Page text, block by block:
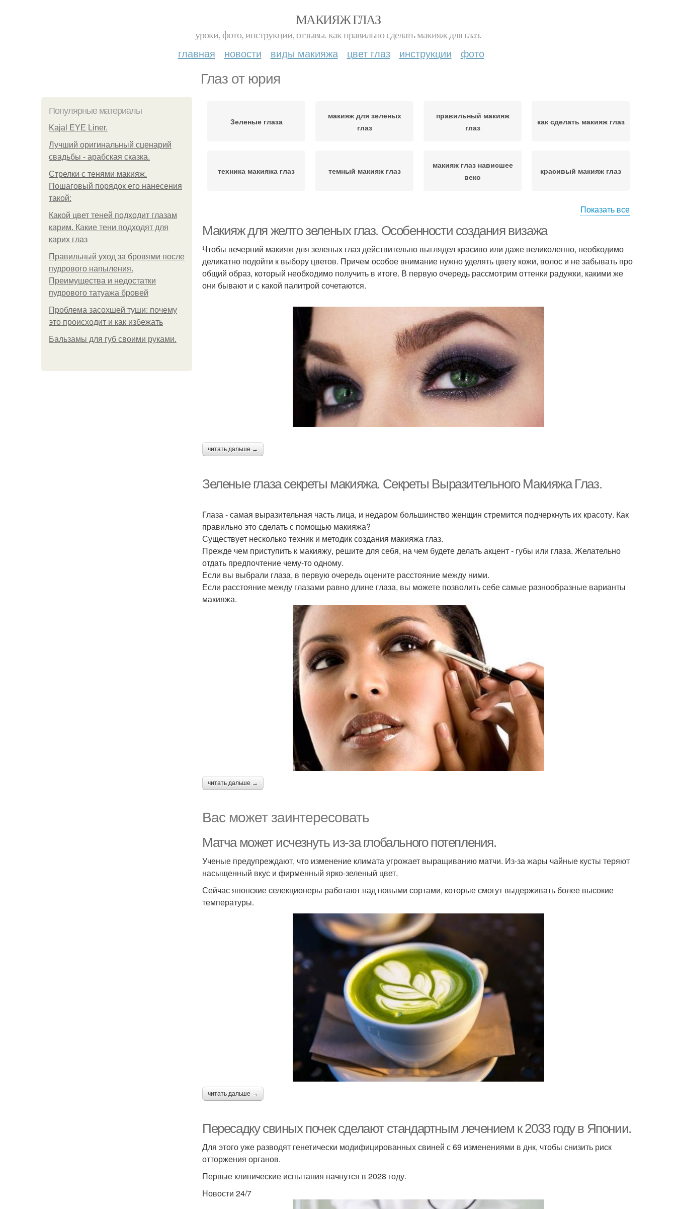
МАКИЯЖ ГЛАЗ
уроки, фото, инструкции, отзывы. как правильно сделать макияж для глаз.
главная новости виды макияжа цвет глаз инструкции фото
Глаз от юрия
Популярные материалы
Kajal EYE Liner.
Лучший оригинальный сценарий
свадьбы - арабская сказка.
Стрелки с тенями макияж.
Пошаговый порядок его нанесения
такой:
Какой цвет теней подходит глазам
карим. Какие тени подходят для
карих глаз
Правильный уход за бровями после
пудрового напыления.
Преимущества и недостатки
пудрового татуажа бровей
Проблема засохшей туши: почему
это происходит и как избежать
Бальзамы для губ своими руками.
Зеленые глаза
макияж для зеленых
глаз
правильный макияж
глаз
как сделать макияж глаз
техника макияжа глаз темный макияж глаз
макияж глаз нависшее
веко
красивый макияж глаз
зеленых глаз
Показать все
Макияж для желто зеленых глаз. Особенности создания визажа
Чтобы вечерний макияж для зеленых глаз действительно выглядел красиво или даже великолепно, необходимо
деликатно подойти к выбору цветов. Причем особое внимание нужно уделять цвету кожи, волос и не забывать про
общий образ, который необходимо получить в итоге. В первую очередь рассмотрим оттенки радужки, какими же
они бывают и с какой палитрой сочетаются.
читать дальше →
Зеленые глаза секреты макияжа. Секреты Выразительного Макияжа Глаз.
Глаза - самая выразительная часть лица, и недаром большинство женщин стремится подчеркнуть их красоту. Как
правильно это сделать с помощью макияжа?
Существует несколько техник и методик создания макияжа глаз.
Прежде чем приступить к макияжу, решите для себя, на чем будете делать акцент - губы или глаза. Желательно
отдать предпочтение чему-то одному.
Если вы выбрали глаза, в первую очередь оцените расстояние между ними.
Если расстояние между глазами равно длине глаза, вы можете позволить себе самые разнообразные варианты
макияжа.
читать дальше →
Вас может заинтересовать
Матча может исчезнуть из-за глобального потепления.
Ученые предупреждают, что изменение климата угрожает выращиванию матчи. Из-за жары чайные кусты теряют
насыщенный вкус и фирменный ярко-зеленый цвет.
Сейчас японские селекционеры работают над новыми сортами, которые смогут выдерживать более высокие
температуры.
читать дальше →
Пересадку свиных почек сделают стандартным лечением к 2033 году в Японии.
Для этого уже разводят генетически модифицированных свиней с 69 изменениями в днк, чтобы снизить риск
отторжения органов.
Первые клинические испытания начнутся в 2028 году.
Новости 24/7